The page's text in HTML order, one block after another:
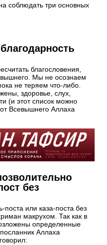
соблюдать три основных
благословения,
Мы не осознаем
не теряем что-либо.
здоровье, слух,
(и этот список можно
Всевышнего Аллаха
без
или каза-поста без
макрухом. Так как в
определенные
Аллаха